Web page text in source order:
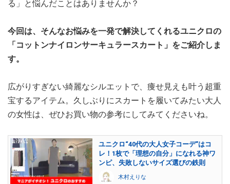
る」と悩んだことはありませんか？
今回は、そんなお悩みを一発で解決してくれるユニクロの
「コットンナイロンサーキュラースカート」をご紹介しま
す。
広がりすぎない綺麗なシルエットで、痩せ見えも叶う超重
宝するアイテム。久しぶりにスカートを履いてみたい大人
の女性は、ぜひお買い物の参考にしてみてくださいね。
ユニクロ“40代の大人女子コーデ”はコ
レ！1枚で「理想の自分」になれる神ワ
ンピ、失敗しないサイズ選びの鉄則
木村えりな